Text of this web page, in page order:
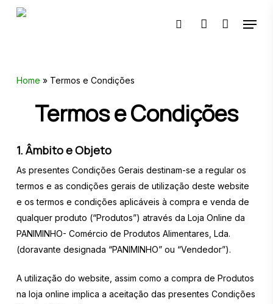
Skip
pesquisaraccount
Menu
Home » Termos e Condições
Termos e Condições
1. Âmbito e Objeto
As presentes Condições Gerais destinam-se a regular os
termos e as condições gerais de utilização deste website
e os termos e condições aplicáveis à compra e venda de
qualquer produto (“Produtos”) através da Loja Online da
PANIMINHO- Comércio de Produtos Alimentares, Lda.
(doravante designada “PANIMINHO” ou “Vendedor”).
A utilização do website, assim como a compra de Produtos
na loja online implica a aceitação das presentes Condições